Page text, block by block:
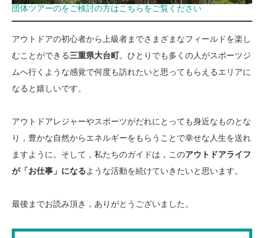
団体ツアーのをご検討の方はこちらをご覧ください
アウトドアの初心者から上級者までさまざまなフィールドを楽し
むことができる三重県大台町。ひとりでも多くの人がスポーツジ
ムへ行くような感覚で何度も訪れたいと思ってもらえるエリアに
なると嬉しいです。
アウトドアレジャーやスポーツがだれにとっても身近なものとな
り，豊かな自然からエネルギーをもらうことで幸せな人生を送れ
ますように。そして，私たちのガイドは，このアウトドアライフ
が「お仕事」になるような活動を続けていきたいと思います。
最後までお読み頂き，ありがとうございました。